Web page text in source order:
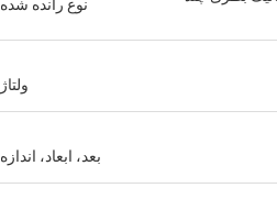
نوع رانده شده
ولتاژ
بعد، ابعاد، اندازه